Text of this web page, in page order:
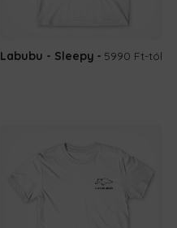
Labubu - Sleepy 5990 Ft-tól